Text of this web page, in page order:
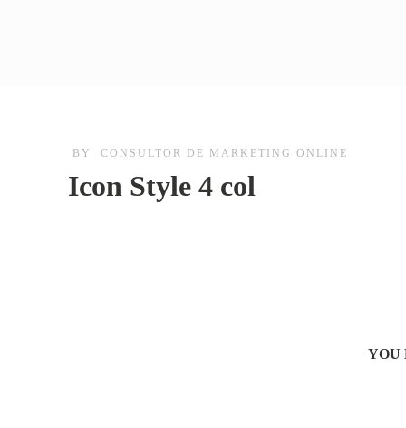
BY CONSULTOR DE MARKETING ONLINE
Icon Style 4 col
YOU